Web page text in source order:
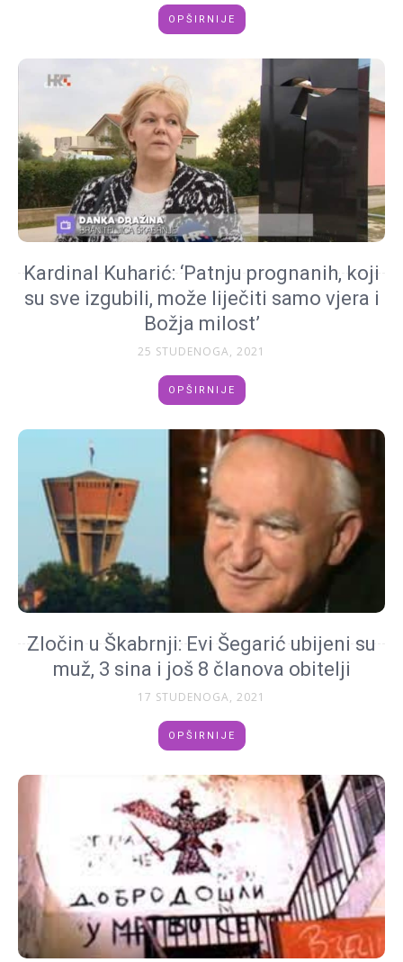
OPŠIRNIJE
Kardinal Kuharić: ‘Patnju prognanih, koji
su sve izgubili, može liječiti samo vjera i
Božja milost’
25 STUDENOGA, 2021
OPŠIRNIJE
Zločin u Škabrnji: Evi Šegarić ubijeni su
muž, 3 sina i još 8 članova obitelji
17 STUDENOGA, 2021
OPŠIRNIJE